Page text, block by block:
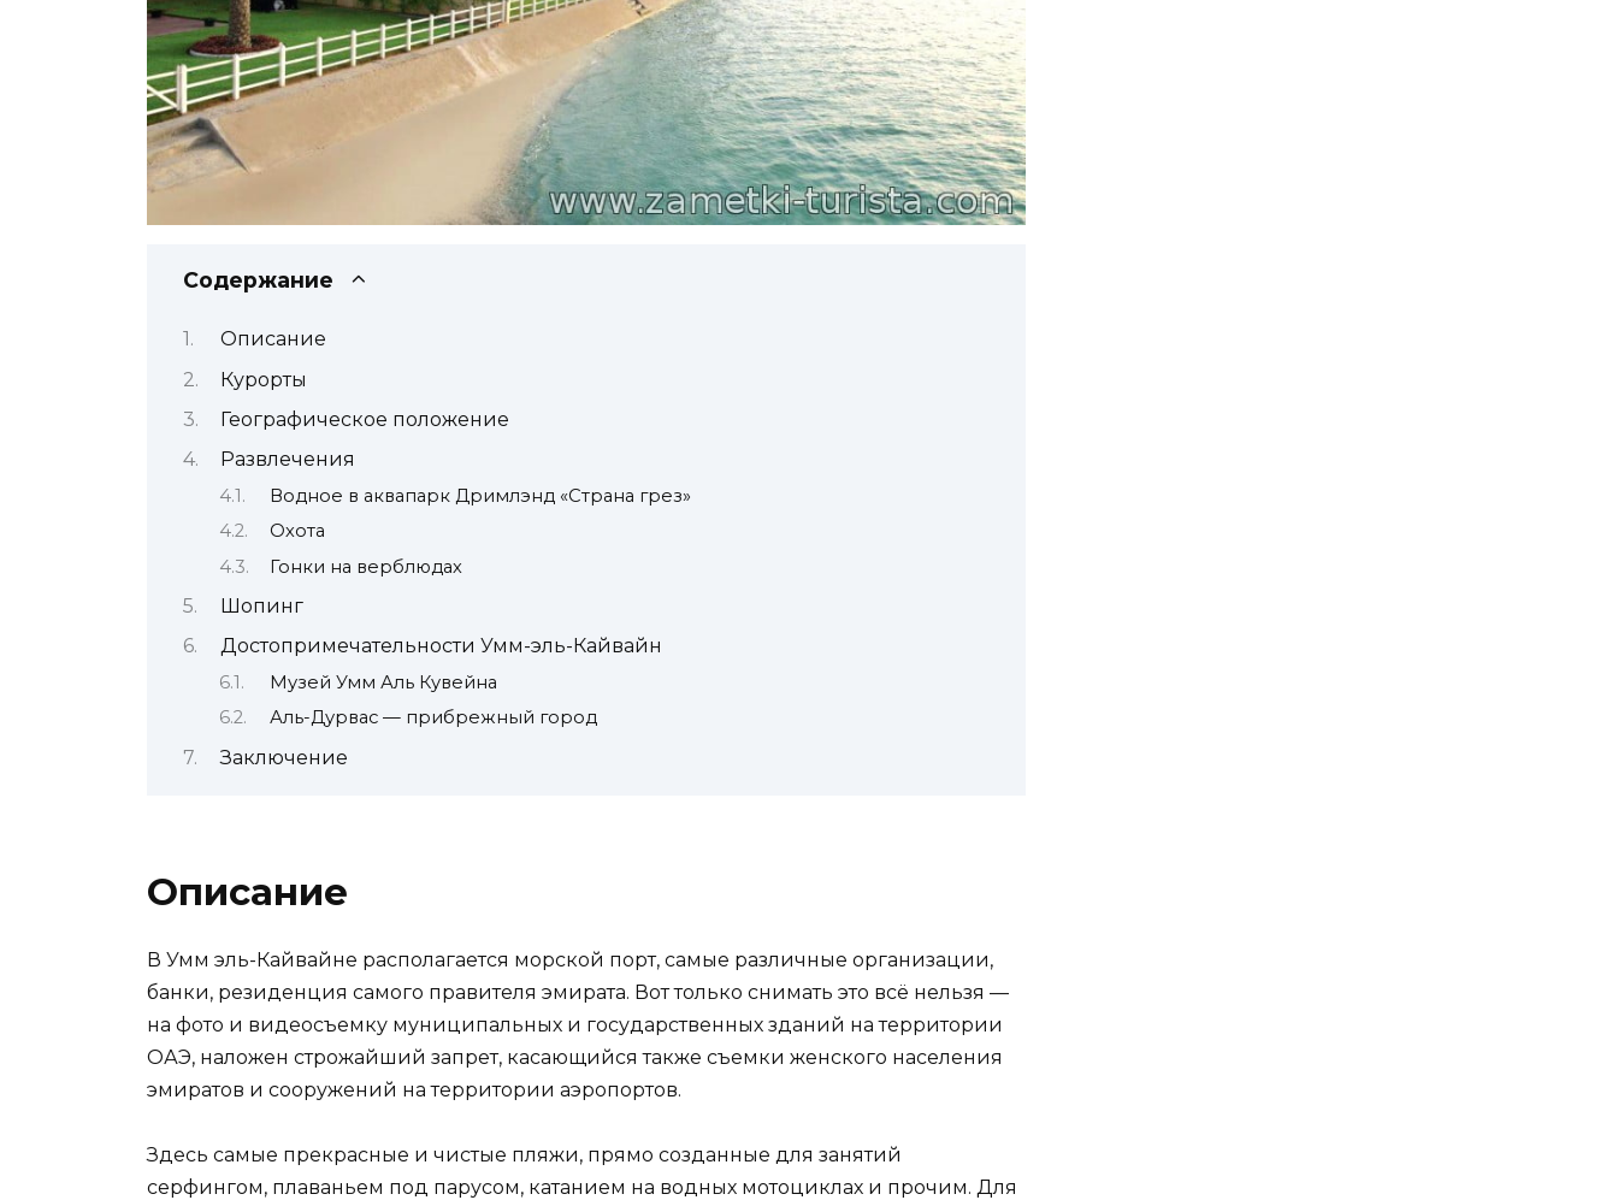
Содержание
Описание
Курорты
Географическое положение
Развлечения
Водное в аквапарк Дримлэнд «Страна грез»
Охота
Гонки на верблюдах
Шопинг
Достопримечательности Умм-эль-Кайвайн
Музей Умм Аль Кувейна
Аль-Дурвас — прибрежный город
Заключение
Описание
В Умм эль-Кайвайне располагается морской порт, самые различные организации,
банки, резиденция самого правителя эмирата. Вот только снимать это всё нельзя —
на фото и видеосъемку муниципальных и государственных зданий на территории
ОАЭ, наложен строжайший запрет, касающийся также съемки женского населения
эмиратов и сооружений на территории аэропортов.
Здесь самые прекрасные и чистые пляжи, прямо созданные для занятий
серфингом, плаваньем под парусом, катанием на водных мотоциклах и прочим. Для